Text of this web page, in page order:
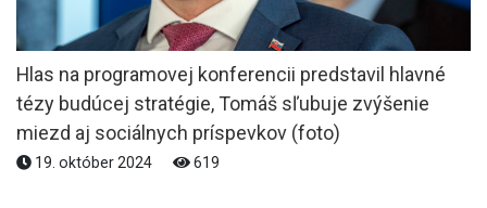
Hlas na programovej konferencii predstavil hlavné
tézy budúcej stratégie, Tomáš sľubuje zvýšenie
miezd aj sociálnych príspevkov (foto)
19. október 2024 619